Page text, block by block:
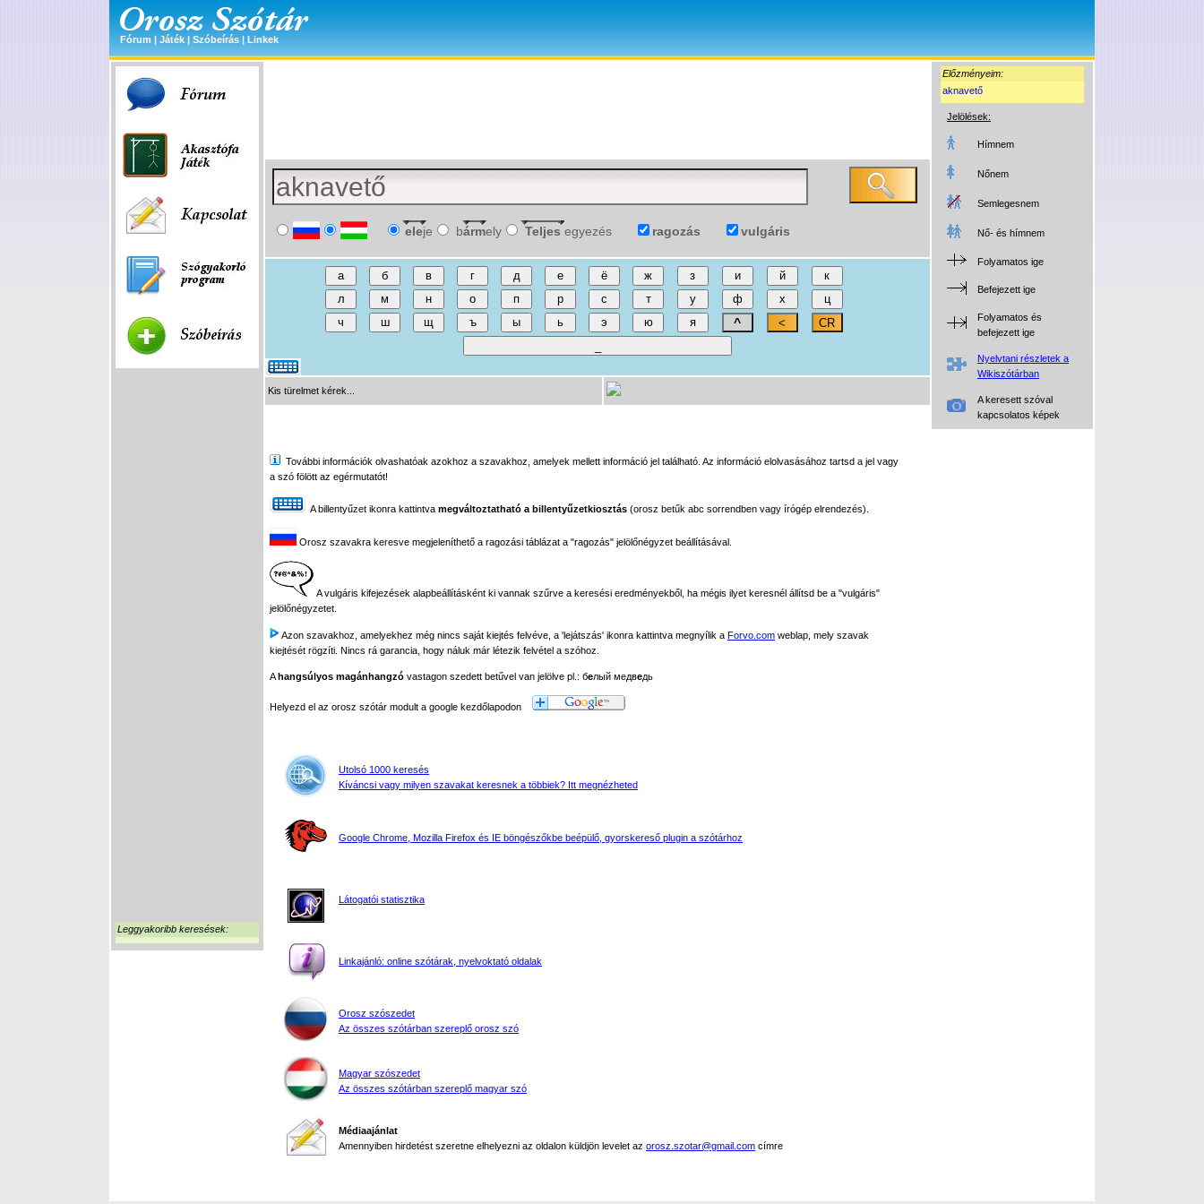
Fórum | Játék | Szóbeírás | Linkek
Előzményeim:
aknavető
Jelölések:
Hímnem
Nőnem
Semlegesnem
Nő- és hímnem
Folyamatos ige
Befejezett ige
Folyamatos és
befejezett ige
Nyelvtani részletek a
Wikiszótárban
A keresett szóval
kapcsolatos képek
Leggyakoribb keresések:
eleje bármely Teljes egyezés ragozás vulgáris
Kis türelmet kérek...
További információk olvashatóak azokhoz a szavakhoz, amelyek mellett információ jel található. Az információ elolvasásához tartsd a jel vagy
a szó fölött az egérmutatót!
A billentyűzet ikonra kattintva megváltoztatható a billentyűzetkiosztás (orosz betűk abc sorrendben vagy írógép elrendezés).
Orosz szavakra keresve megjeleníthető a ragozási táblázat a "ragozás" jelölőnégyzet beállításával.
A vulgáris kifejezések alapbeállításként ki vannak szűrve a keresési eredményekből, ha mégis ilyet keresnél állítsd be a "vulgáris"
jelölőnégyzetet.
Azon szavakhoz, amelyekhez még nincs saját kiejtés felvéve, a 'lejátszás' ikonra kattintva megnyílik a Forvo.com weblap, mely szavak
kiejtését rögzíti. Nincs rá garancia, hogy náluk már létezik felvétel a szóhoz.
Ahangsúlyos magánhangzó vastagon szedett betűvel van jelölve pl.: белый медведь
Helyezd el az orosz szótár modult a google kezdőlapodon
Utolsó 1000 keresés
Kíváncsi vagy milyen szavakat keresnek a többiek? Itt megnézheted
Google Chrome, Mozilla Firefox és IE böngészőkbe beépülő, gyorskereső plugin a szótárhoz
Látogatói statisztika
Linkajánló: online szótárak, nyelvoktató oldalak
Orosz szószedet
Az összes szótárban szereplő orosz szó
Magyar szószedet
Az összes szótárban szereplő magyar szó
Médiaajánlat
Amennyiben hirdetést szeretne elhelyezni az oldalon küldjön levelet az orosz.szotar@gmail.com címre